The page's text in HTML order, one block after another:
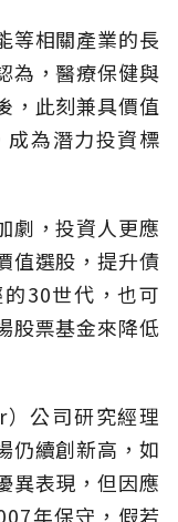
等相關產業的長
為，醫療保健與
，此刻兼具價值
為潛力投資標
劇，投資人更應
值選股，提升債
30世代，也可
股票基金來降低
公司研究經理
仍續創新高，如
異表現，但因應
年保守，假若